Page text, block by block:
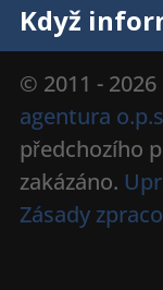
Když
© 2011 - 2026
agentura
předchozího
zakázáno.
Zásady